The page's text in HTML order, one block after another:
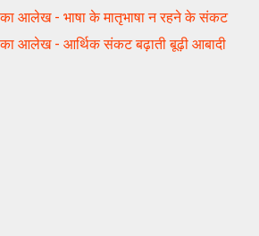
का आलेख - भाषा के मातृभाषा न रहने के संकट
का आलेख - आर्थिक संकट बढ़ाती बूढ़ी आबादी